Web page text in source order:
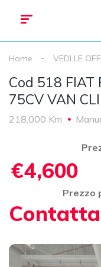
Home VEDI LE
Cod 518 FIAT
75CV VAN
218,000 Km
€4,600
Prezzo